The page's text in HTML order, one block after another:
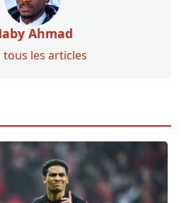
Ahmad
tous les articles